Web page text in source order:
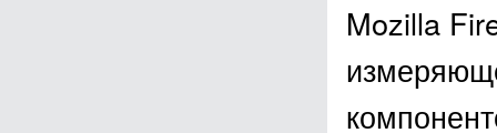
Mozilla